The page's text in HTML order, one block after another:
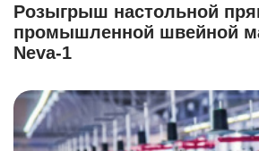
Розыгрыш настольной
промышленной швейной
Neva-1